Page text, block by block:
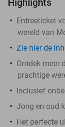
Entreeticket
wereld van
Zie hier de
Ontdek meer
prachtige
Inclusief
Jong en oud
Het perfecte